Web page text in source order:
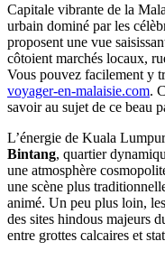
Capitale vibrante de la
urbain dominé par les
proposent une vue
côtoient marchés locaux,
Vous pouvez facilement y
voyager-en-malaisie.com.
savoir au sujet de ce beau
L’énergie de Kuala
Bintang, quartier
une atmosphère
une scène plus
animé. Un peu plus loin, les
des sites hindous majeurs
entre grottes calcaires et